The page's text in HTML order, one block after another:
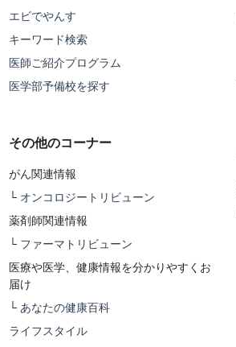
エビでやんす
キーワード検索
医師ご紹介プログラム
医学部予備校を探す
その他のコーナー
がん関連情報
└ オンコロジートリビューン
薬剤師関連情報
└ ファーマトリビューン
医療や医学、健康情報を分かりやすくお
届け
└ あなたの健康百科
ライフスタイル